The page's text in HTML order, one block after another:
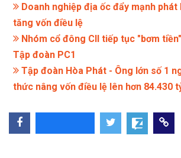
Doanh nghiệp địa ốc đẩy mạnh phát
tăng vốn điều lệ
Nhóm cổ đông CII tiếp tục "bơm
Tập đoàn PC1
Tập đoàn Hòa Phát - Ông lớn số 1
thức nâng vốn điều lệ lên hơn 84.430